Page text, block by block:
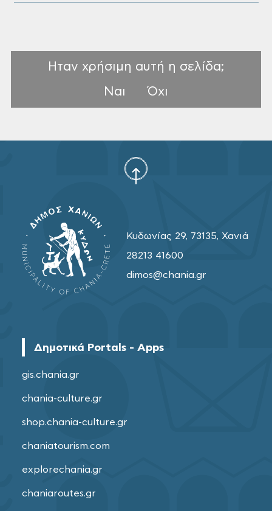
Ηταν χρήσιμη αυτή η σελίδα;
Ναι
Όχι
Κυδωνίας 29, 73135, Χανιά
28213 41600
dimos@chania.gr
Δημοτικά Portals - Apps
gis.chania.gr
chania-culture.gr
shop.chania-culture.gr
chaniatourism.com
explorechania.gr
chaniaroutes.gr